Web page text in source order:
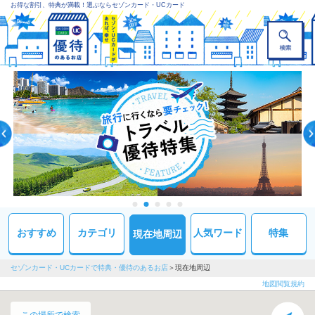
お得な割引、特典が満載！選ぶならセゾンカード・UCカード
おすすめ カテゴリ 現在地周辺 人気ワード 特集
セゾンカード・UCカードで特典・優待のあるお店 現在地周辺
地図閲覧規約